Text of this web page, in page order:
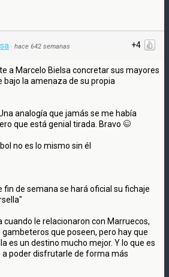
+4
· hace 642 semanas
a Marcelo Bielsa concretar sus mayores
bajo la amenaza de su propia
analogía que jamás se me había
que está genial tirada. Bravo
no es lo mismo sin él
fin de semana se hará oficial su fichaje
cuando le relacionaron con Marruecos,
que poseen, pero hay que
es un destino mucho mejor. Y lo que es
poder disfrutarle de forma más